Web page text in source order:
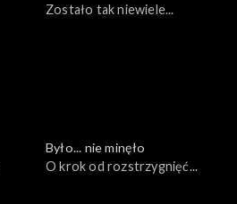
Zostało tak niewiele...
Było... nie minęło
O krok od rozstrzygnięć...